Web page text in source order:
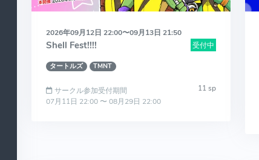
2026年09月12日 22:00〜09月13日 21:50
受付中
Shell Fest!!!!
タートルズ TMNT
11 sp
サークル参加受付期間
07月11日 22:00 〜 08月29日 22:00